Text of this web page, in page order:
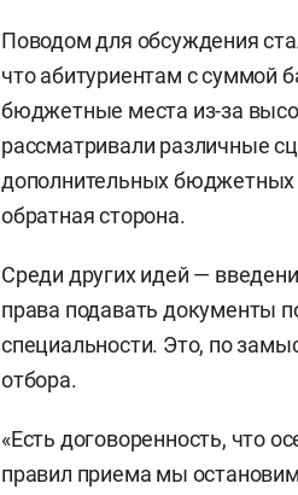
Поводом для обсуждения
что абитуриентам с суммой
бюджетные места из-за
рассматривали различные
дополнительных бюджетных
обратная сторона.
Среди других идей —
права подавать документы
специальности. Это, по
отбора.
«Есть договоренность, что
правил приема мы